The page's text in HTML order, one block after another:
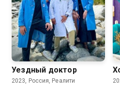
Уездный доктор
2023, Россия, Реалити